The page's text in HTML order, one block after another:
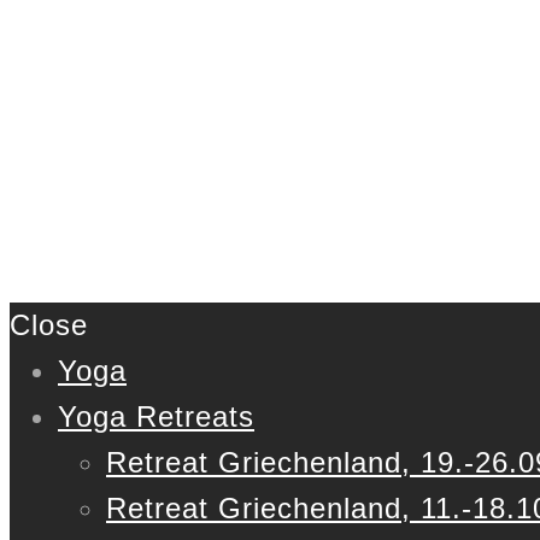
Close
Yoga
Yoga Retreats
Retreat Griechenland, 19.-
Retreat Griechenland, 11.-